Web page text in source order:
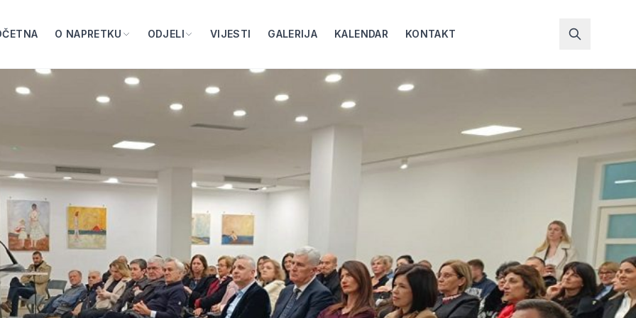
O NAPRETKU ODJELI VIJESTI GALERIJA KALENDAR KONTAKT